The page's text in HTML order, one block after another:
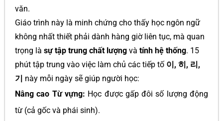
văn.
Giáo trình này là minh chứng cho thấy học ngôn ngữ
không nhất thiết phải dành hàng giờ liên tục, mà quan
trọng là sự tập trung chất lượng và tính hệ thống. 15
phút tập trung vào việc làm chủ các tiếp tố 이, 히, 리,
기 này mỗi ngày sẽ giúp người học:
Nâng cao Từ vựng: Học được gấp đôi số lượng động
từ (cả gốc và phái sinh).